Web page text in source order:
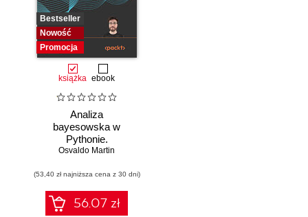
Bestseller
Nowość
Promocja
książka ebook
Analiza
bayesowska w
Pythonie.
Praktyczny
modelowaniu
probabilistycznym.
Wydanie III
Osvaldo Martin
(53,40 zł najniższa cena z 30 dni)
56.07 zł